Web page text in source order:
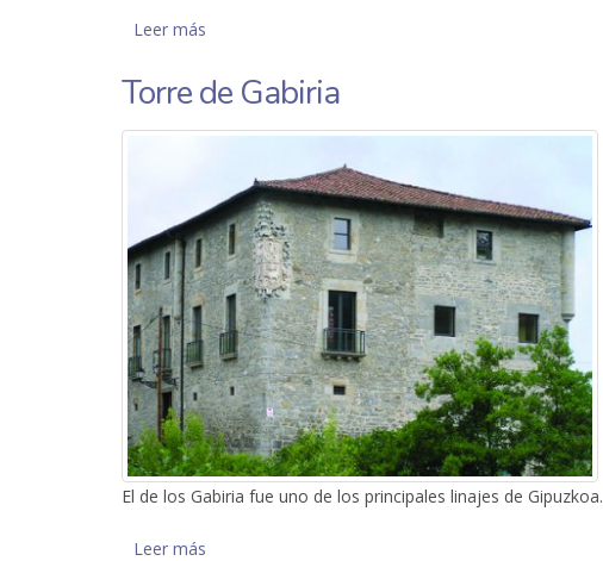
Leer más
Torre de Gabiria
El de los Gabiria fue uno de los principales linajes de Gipuzkoa.
Leer más